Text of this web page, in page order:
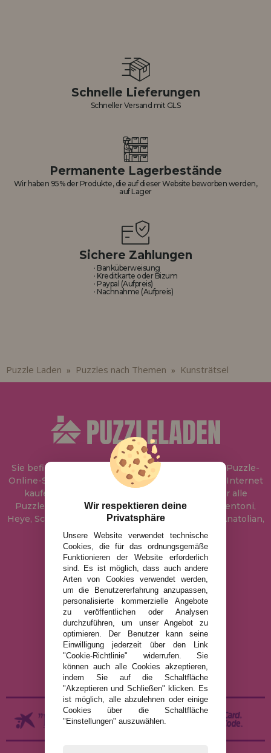
Schnelle Lieferungen
Schneller Versand mit GLS
Permanente Lagerbestände
Wir haben 95% der Produkte, die auf dieser Website beworben werden,
auf Lager
Sichere Zahlungen
· Banküberweisung
· Kreditkarte oder Bizum
· Paypal (Aufpreis)
· Nachnahme (Aufpreis)
Puzzle Laden » Puzzles nach Themen » Kunsträtsel
Sie befinden sich bei Puzzle Laden
, in unserem Puzzle-
Online-Shop, wo Sie Puzzle zum besten Preis im Internet
kaufen können. In unserem Katalog führen wir alle
Puzzles der Marken Educa, Ravensburger, Clementoni,
Heye, Schmidt, Castorland, Jumbo, Trefl, Piatnik, Anatolian,
Art Puzzle, Gibsons und viele mehr.
info@puzzleladen.de
RECHTLICHE HINWEISE
DATENSCHUTZRICHTLINIE
COOKIE-RICHTLINIE
VERSAND UND RÜCKGABE
RÜCKGABE / WIDERRUF
Wir respektieren deine
Privatsphäre
Unsere Website verwendet technische
Cookies, die für das ordnungsgemäße
Funktionieren der Website erforderlich
sind. Es ist möglich, dass auch andere
Arten von Cookies verwendet werden,
um die Benutzererfahrung anzupassen,
personalisierte kommerzielle Angebote
zu veröffentlichen oder Analysen
durchzuführen, um unser Angebot zu
optimieren. Der Benutzer kann seine
Einwilligung jederzeit über den Link
"Cookie-Richtlinie" widerrufen. Sie
können auch alle Cookies akzeptieren,
indem Sie auf die Schaltfläche
"Akzeptieren und Schließen" klicken. Es
ist möglich, alle abzulehnen oder einige
Cookies über die Schaltfläche
"Einstellungen" auszuwählen.